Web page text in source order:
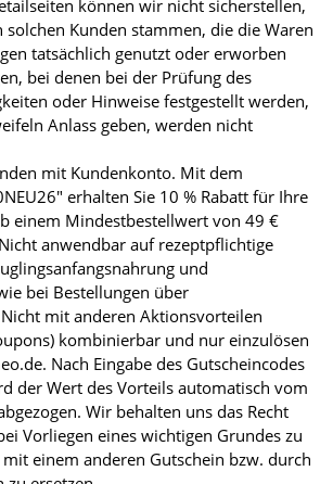
können wir nicht sicherstellen,
solchen Kunden stammen, die die Waren
tatsächlich genutzt oder erworben
bei denen bei der Prüfung des
oder Hinweise festgestellt werden,
Anlass geben, werden nicht
mit Kundenkonto. Mit dem
erhalten Sie 10 % Rabatt für Ihre
einem Mindestbestellwert von 49 €
anwendbar auf rezeptpflichtige
und
bei Bestellungen über
mit anderen Aktionsvorteilen
kombinierbar und nur einzulösen
Nach Eingabe des Gutscheincodes
der Wert des Vorteils automatisch vom
Wir behalten uns das Recht
Vorliegen eines wichtigen Grundes zu
einem anderen Gutschein bzw. durch